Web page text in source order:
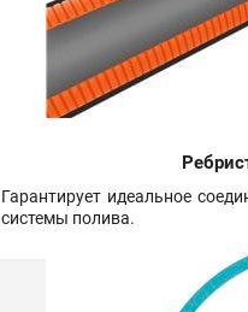
Гарантирует идеальное
системы полива.